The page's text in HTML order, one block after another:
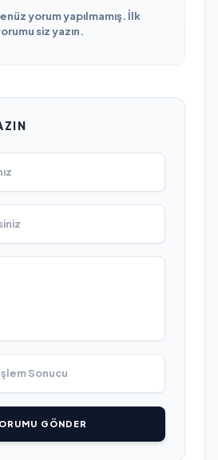
yorum yapılmamış. İlk
siz yazın.
GÖNDER